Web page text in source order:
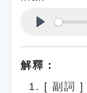
解釋：
[ 副詞 ]